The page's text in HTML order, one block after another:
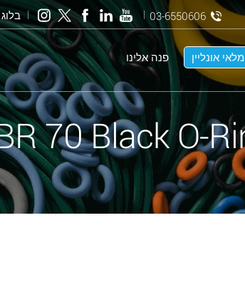
מלאי אונליין פנה אלינו
03-6550606 בלוג